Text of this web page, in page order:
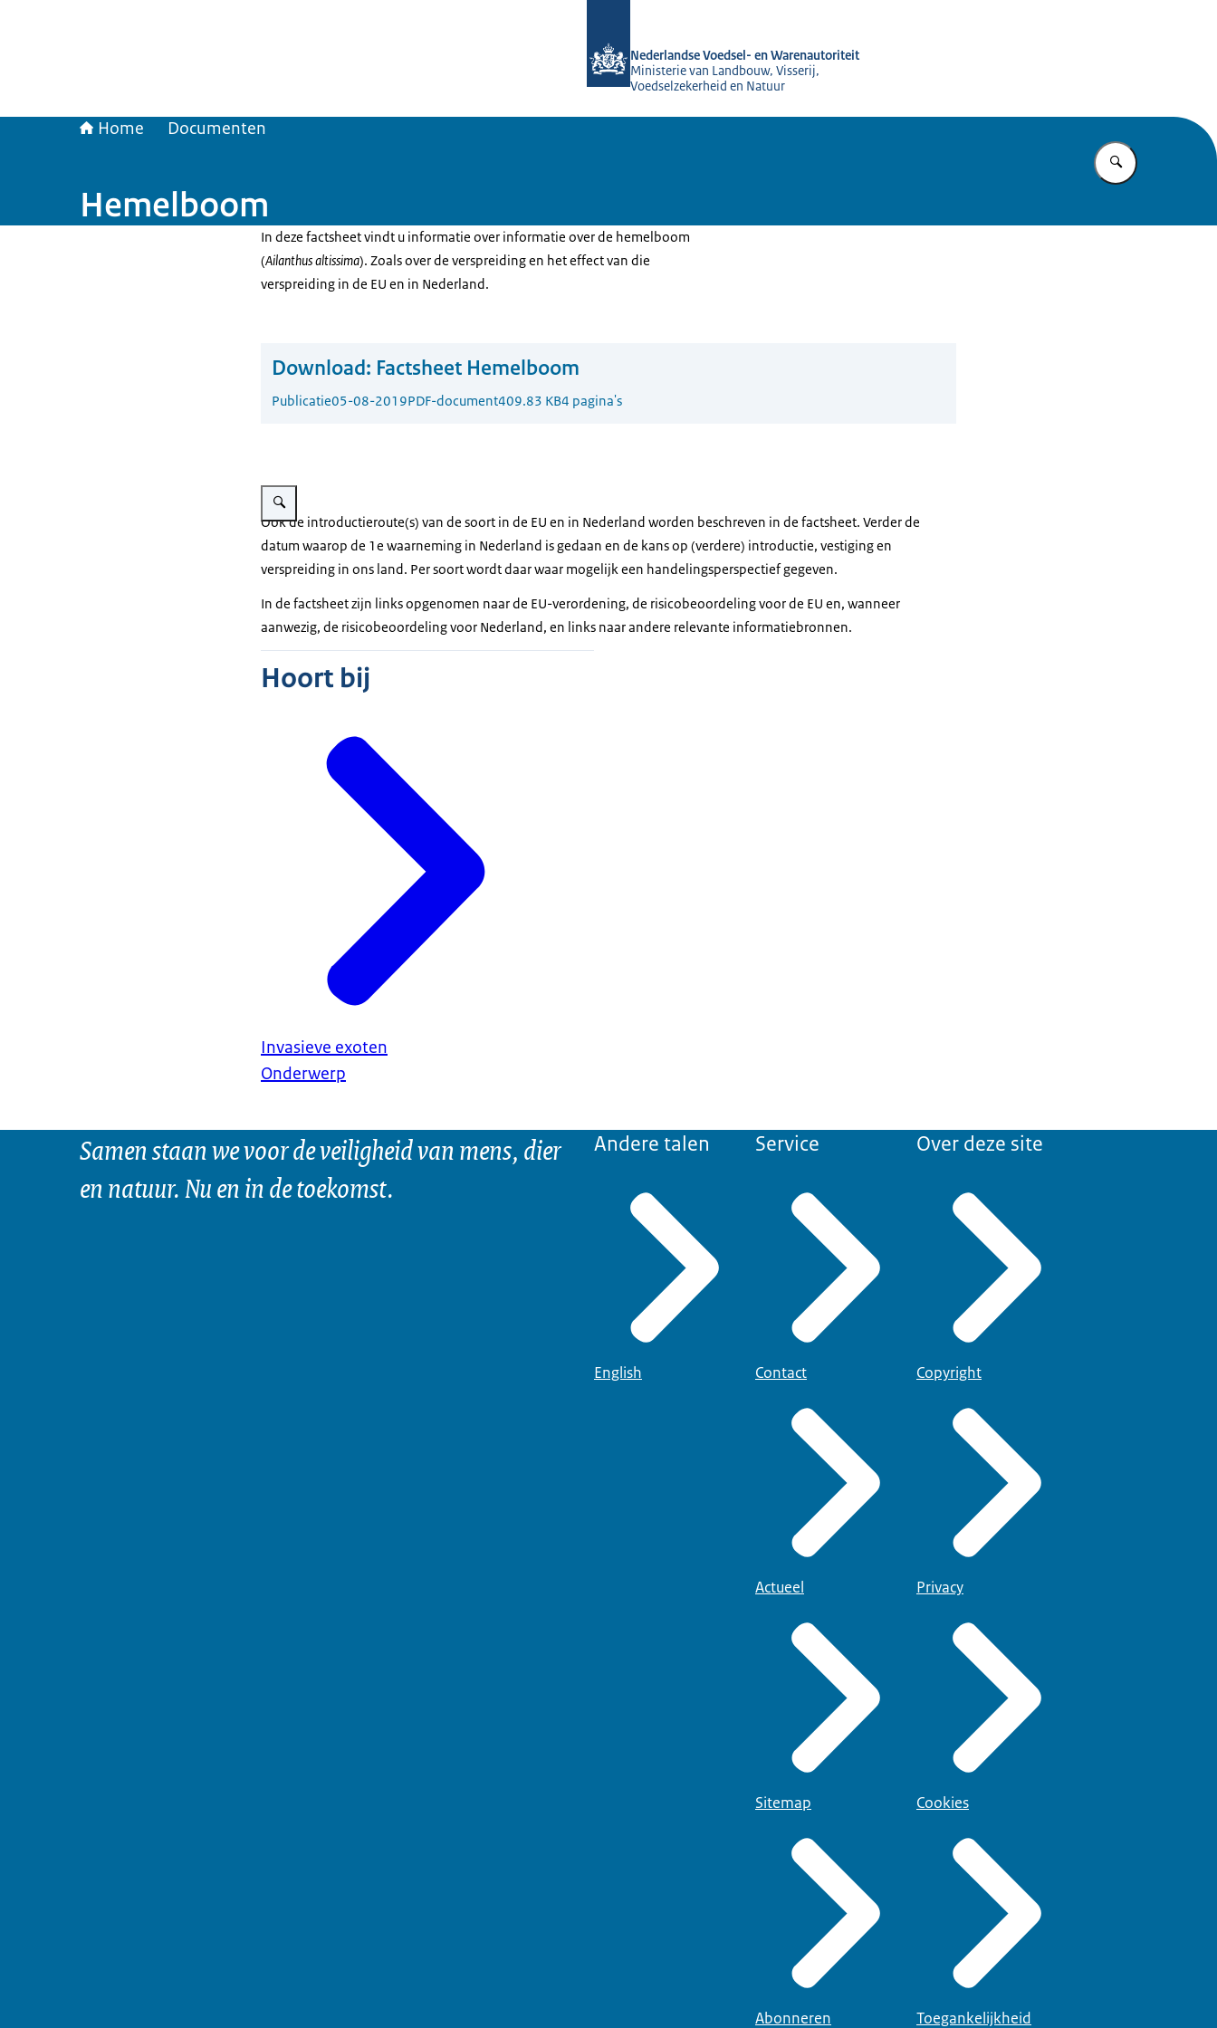
Nederlandse Voedsel- en Warenautoriteit
Ministerie van Landbouw, Visserij,
Voedselzekerheid en Natuur
Home Documenten
Vul in wat u
Hemelboom
In deze factsheet vindt u informatie over informatie over de hemelboom
(Ailanthus altissima). Zoals over de verspreiding en het effect van die
verspreiding in de EU en in Nederland.
Download: Factsheet Hemelboom
Publicatie05-08-2019PDF-document409.83 KB4 pagina's
Vergroot afbeelding Hemelboom
Ook de introductieroute(s) van de soort in de EU en in Nederland worden beschreven in de factsheet. Verder de
datum waarop de 1e waarneming in Nederland is gedaan en de kans op (verdere) introductie, vestiging en
verspreiding in ons land. Per soort wordt daar waar mogelijk een handelingsperspectief gegeven.
In de factsheet zijn links opgenomen naar de EU-verordening, de risicobeoordeling voor de EU en, wanneer
aanwezig, de risicobeoordeling voor Nederland, en links naar andere relevante informatiebronnen.
Hoort bij
Invasieve exoten
Onderwerp
Samen staan we voor de veiligheid van mens, dier
en natuur. Nu en in de toekomst.
Andere talen
English
Service
Contact
Actueel
Sitemap
Abonneren
Over deze site
Copyright
Privacy
Cookies
Toegankelijkheid